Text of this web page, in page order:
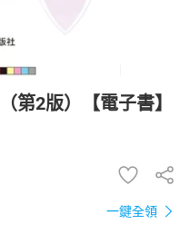
第2版）【電子書】
一鍵全領